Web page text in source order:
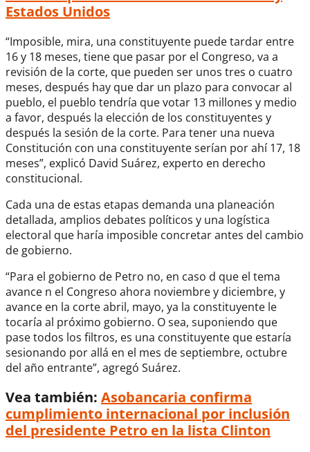
Estados Unidos
“Imposible, mira, una constituyente puede tardar entre
16 y 18 meses, tiene que pasar por el Congreso, va a
revisión de la corte, que pueden ser unos tres o cuatro
meses, después hay que dar un plazo para convocar al
pueblo, el pueblo tendría que votar 13 millones y medio
a favor, después la elección de los constituyentes y
después la sesión de la corte. Para tener una nueva
Constitución con una constituyente serían por ahí 17, 18
meses”, explicó David Suárez, experto en derecho
constitucional.
Cada una de estas etapas demanda una planeación
detallada, amplios debates políticos y una logística
electoral que haría imposible concretar antes del cambio
de gobierno.
“Para el gobierno de Petro no, en caso d que el tema
avance n el Congreso ahora noviembre y diciembre, y
avance en la corte abril, mayo, ya la constituyente le
tocaría al próximo gobierno. O sea, suponiendo que
pase todos los filtros, es una constituyente que estaría
sesionando por allá en el mes de septiembre, octubre
del año entrante”, agregó Suárez.
Vea también: Asobancaria confirma
cumplimiento internacional por inclusión
del presidente Petro en la lista Clinton